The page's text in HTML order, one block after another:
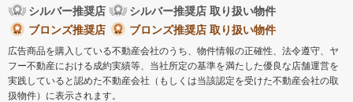
シルバー推奨店
シルバー推奨店 取り扱い物件
ブロンズ推奨店
ブロンズ推奨店 取り扱い物件
広告商品を購入している不動産会社のうち、物件情報の正確性、法令遵守、ヤ
フー不動産における成約実績等、当社所定の基準を満たした優良な店舗運営を
実践していると認めた不動産会社（もしくは当該認定を受けた不動産会社の取
扱物件）に表示されます。